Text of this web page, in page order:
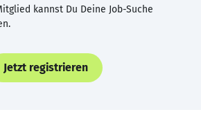
kannst Du Deine Job-Suche
Jetzt registrieren